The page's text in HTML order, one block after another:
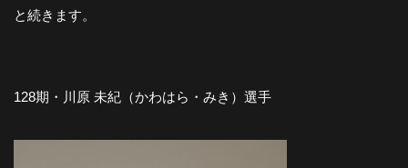
と続きます。
128期・川原 未紀（かわはら・みき）選手